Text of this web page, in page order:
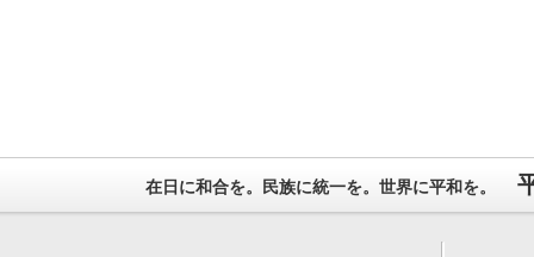
在日に和合を。民族に統一を。世界に平和を。